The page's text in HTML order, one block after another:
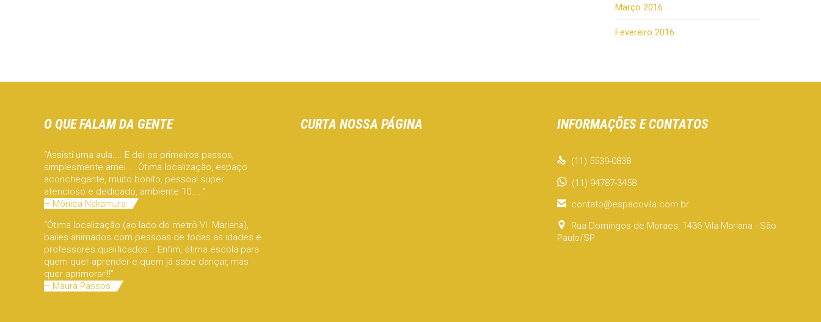
Março 2016
Fevereiro 2016
O QUE FALAM DA GENTE
“Assisti uma aula.... E dei os primeiros passos,
simplesmente amei.....Ótima localização, espaço
aconchegante, muito bonito, pessoal super
atencioso e dedicado, ambiente 10.....”
– Mônica Nakamura
“Ótima localização (ao lado do metrô Vl. Mariana),
bailes animados com pessoas de todas as idades e
professores qualificados... Enfim, ótima escola para
quem quer aprender e quem já sabe dançar, mas
quer aprimorar!!!”
– Maura Passos
CURTA NOSSA PÁGINA INFORMAÇÕES E CONTATOS
 (11) 5539-0838
(11) 94787-3458
 contato@espacovila.com.br

Rua Domingos de Moraes, 1436 Vila Mariana - São
Paulo/SP